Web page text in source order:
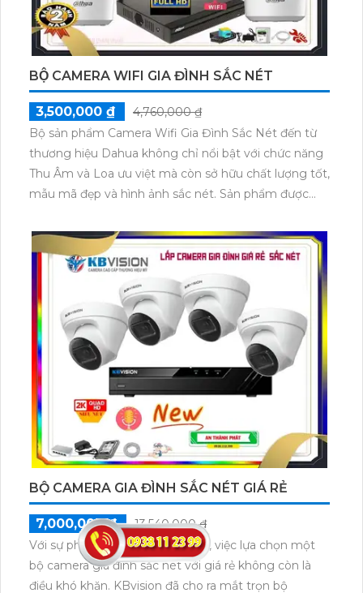
BỘ CAMERA WIFI GIA ĐÌNH SẮC NÉT
3,500,000 ₫
4,760,000 ₫
Bộ sản phẩm Camera Wifi Gia Đình Sắc Nét đến từ
thương hiệu Dahua không chỉ nổi bật với chức năng
Thu Âm và Loa ưu việt mà còn sở hữu chất lượng tốt,
mẫu mã đẹp và hình ảnh sắc nét. Sản phẩm được
trong giám sát nhà cửa. Điều đặc biệt, bộ camera này
có giá thành phải chăng, phù hợp với nhu cầu và
ngân sách của đa số người tiêu dùng.
BỘ CAMERA GIA ĐÌNH SẮC NÉT GIÁ RẺ
7,000,000 ₫
13,540,000 ₫
Với sự phát triển của công nghệ, việc lựa chọn một
bộ camera gia đình sắc nét với giá rẻ không còn là
điều khó khăn. KBvision đã cho ra mắt trọn bộ